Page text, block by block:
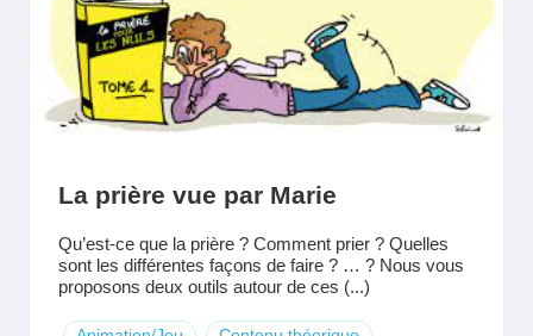
La prière vue par Marie
Qu’est-ce que la prière ? Comment prier ? Quelles
sont les différentes façons de faire ? … ? Nous vous
proposons deux outils autour de ces (...)